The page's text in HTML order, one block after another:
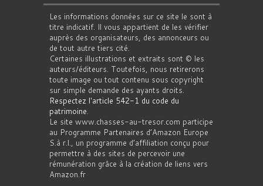
Les informations données sur ce site le sont à
titre indicatif. Il vous appartient de les vérifier
auprès des organisateurs, des annonceurs ou
de tout autre tiers cité.
Certaines illustrations et extraits sont © les
auteurs/éditeurs. Toutefois, nous retirerons
toute image ou tout contenu sous copyright
sur simple demande des ayants droits.
Respectez l'article 542-1 du code du
patrimoine.
Le site www.chasses-au-tresor.com participe
au Programme Partenaires d’Amazon Europe
S.à r.l., un programme d’affiliation conçu pour
permettre à des sites de percevoir une
rémunération grâce à la création de liens vers
Amazon.fr